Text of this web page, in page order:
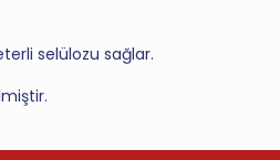
selülozu sağlar.